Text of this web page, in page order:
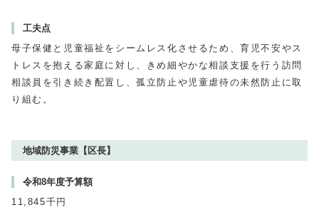
工夫点
母子保健と児童福祉をシームレス化させるため、育児不安やス
トレスを抱える家庭に対し、きめ細やかな相談支援を行う訪問
相談員を引き続き配置し、孤立防止や児童虐待の未然防止に取
り組む。
地域防災事業【区長】
令和8年度予算額
11,845千円